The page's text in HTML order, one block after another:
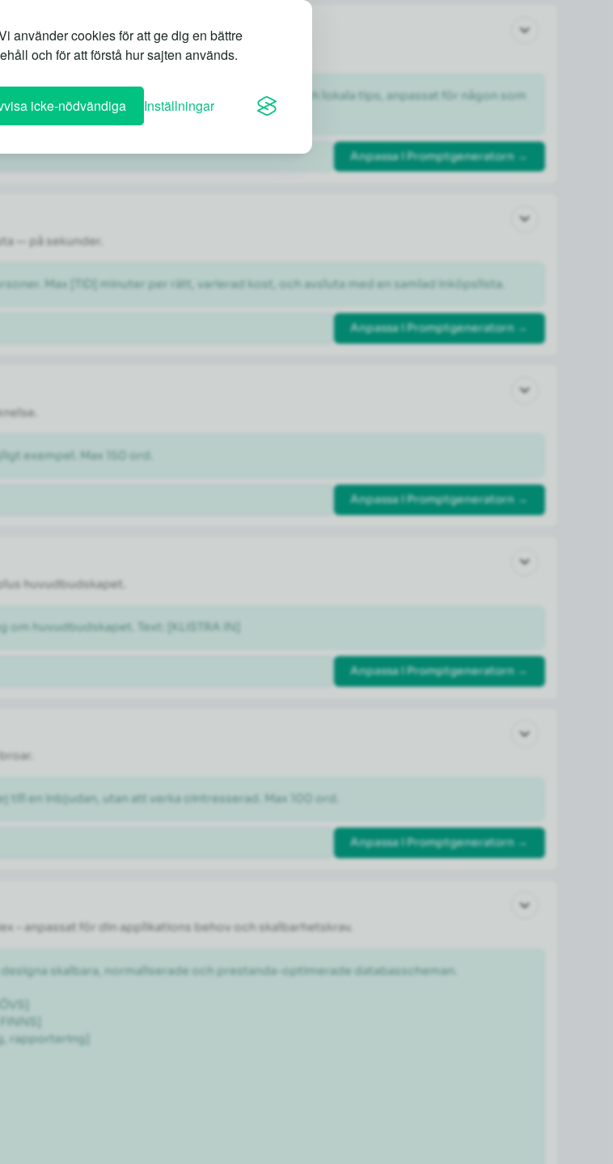
använder cookies för att ge dig en bättre
och för att förstå hur sajten används.
icke-nödvändiga Inställningar
och lokala guldkorn.
med en blandning av kända sevärdheter och lokala tips, anpassat för någon som
Anpassa i Promptgeneratorn →
— på sekunder.
Max [TID] minuter per rätt, varierad kost, och avsluta med en samlad inköpslista.
Anpassa i Promptgeneratorn →
exempel. Max 150 ord.
Anpassa i Promptgeneratorn →
huvudbudskapet.
huvudbudskapet. Text: [KLISTRA IN]
Anpassa i Promptgeneratorn →
en inbjudan, utan att verka ointresserad. Max 100 ord.
Anpassa i Promptgeneratorn →
– anpassat för din applikations behov och skalbarhetskrav.
skalbara, normaliserade och prestanda-optimerade databasscheman.
rapportering]